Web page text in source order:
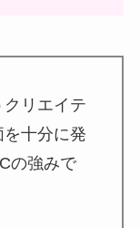
クリエイテ
を十分に発
の強みで